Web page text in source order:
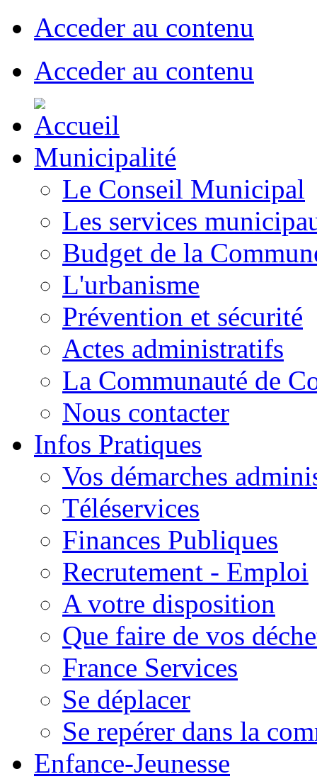
Acceder au contenu
Acceder au contenu
Municipalité
Le Conseil Municipal
Les services
Budget de la
L'urbanisme
Prévention et sécurité
Actes administratifs
La Communauté de
Nous contacter
Infos Pratiques
Vos démarches
Téléservices
Finances Publiques
Recrutement - Emploi
A votre disposition
Que faire de vos
France Services
Se déplacer
Se repérer dans la
Enfance-Jeunesse